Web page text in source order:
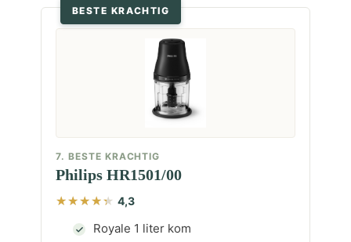
BESTE KRACHTIG
7. BESTE KRACHTIG
Philips HR1501/00
4,3
Royale 1 liter kom